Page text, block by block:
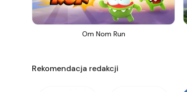
Om Nom Run
Rekomendacja redakcji